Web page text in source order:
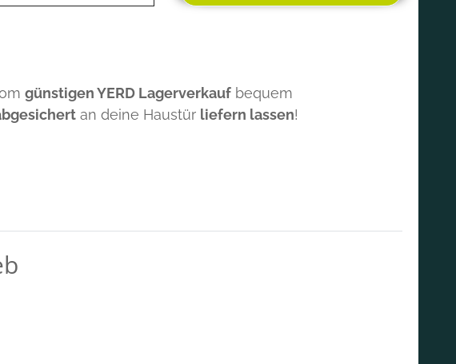
günstigen YERD Lagerverkauf bequem
an deine Haustür liefern lassen!